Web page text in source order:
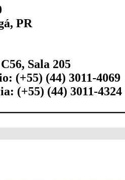
PR
Sala 205
(+55) (44) 3011-4069
(+55) (44) 3011-4324